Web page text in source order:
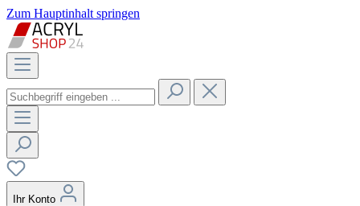
Zum Hauptinhalt springen
Ihr Konto